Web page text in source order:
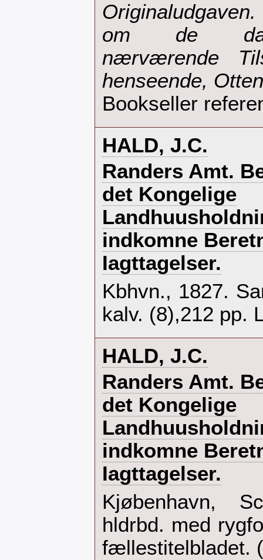
om de
nærværende
henseende,
Bookseller
‎HALD, J.C.‎
‎Randers Amt.
det Kongelige
indkomne
Iagttagelser.‎
‎Kbhvn., 1827.
kalv. (8),212 pp.
‎HALD, J.C.‎
‎Randers Amt.
det Kongelige
indkomne
Iagttagelser.‎
‎Kjøbenhavn,
hldrbd. med
fællestitelbladet.